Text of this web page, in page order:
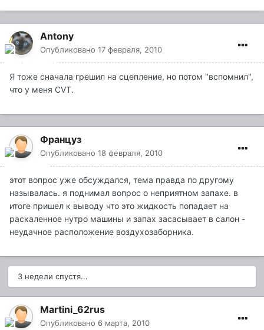
Antony
Опубликовано 17 февраля, 2010
Я тоже сначала грешил на сцепление, но потом "вспомнил",
что у меня CVT.
Француз
Опубликовано 18 февраля, 2010
этот вопрос уже обсуждался, тема правда по другому
называлась. я поднимал вопрос о неприятном запахе. в
итоге пришел к выводу что это жидкость попадает на
раскаленное нутро машины и запах засасывает в салон -
неудачное расположение воздухозаборника.
3 недели спустя...
Martini_62rus
Опубликовано 6 марта, 2010